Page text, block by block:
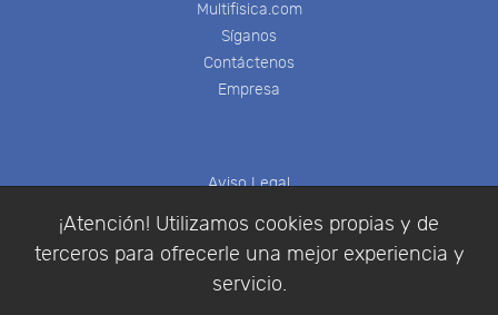
¡Atención! Utilizamos cookies propias y de
terceros para ofrecerle una mejor experiencia y
servicio.
Multifisica.com
Síganos
Contáctenos
Empresa
Aviso Legal
Política de Privacidad
Condiciones de compra
Identificarse